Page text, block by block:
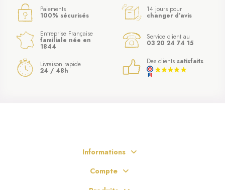
Paiements
100% sécurisés
14 jours pour
changer d’avis
Entreprise Française
familiale née en
1844
Service client au
03 20 24 74 15
Livraison rapide
24 / 48h
Des clients satisfaits
Informations
Compte